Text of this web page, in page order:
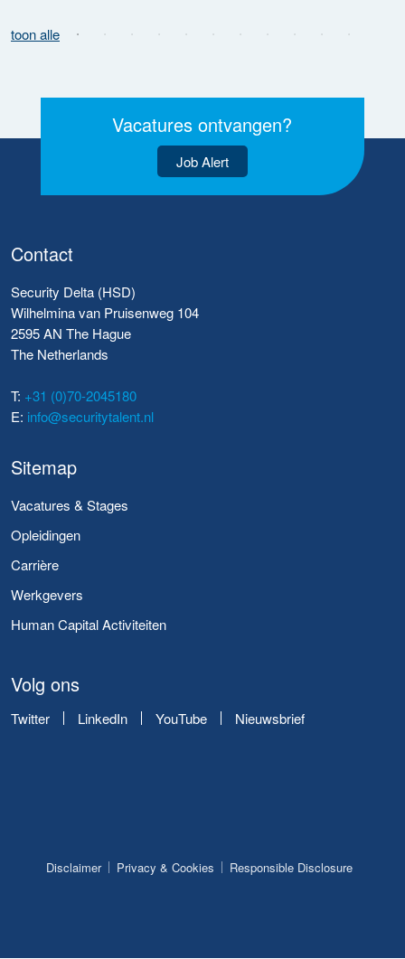
toon alle
Vacatures ontvangen?
Job Alert
Contact
Security Delta (HSD)
Wilhelmina van Pruisenweg 104
2595 AN The Hague
The Netherlands
T: +31 (0)70-2045180
E: info@securitytalent.nl
Sitemap
Vacatures & Stages
Opleidingen
Carrière
Werkgevers
Human Capital Activiteiten
Volg ons
Twitter LinkedIn YouTube Nieuwsbrief
Disclaimer Privacy & Cookies Responsible Disclosure